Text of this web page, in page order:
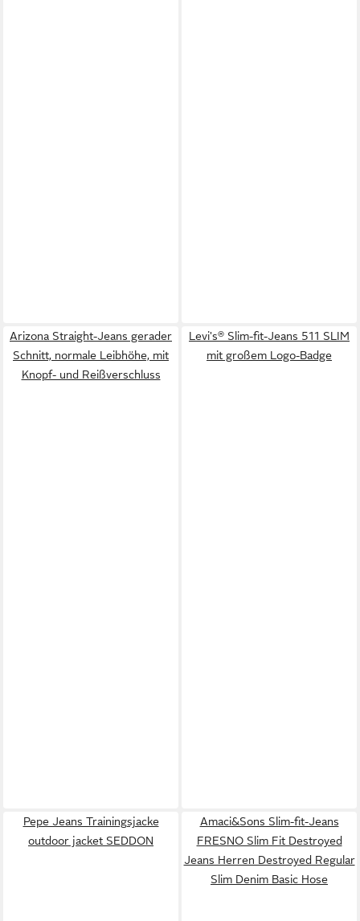
Arizona Straight-Jeans gerader
Schnitt, normale Leibhöhe, mit
Knopf- und Reißverschluss
Levi's® Slim-fit-Jeans 511 SLIM
mit großem Logo-Badge
Pepe Jeans Trainingsjacke
outdoor jacket SEDDON
Amaci&Sons Slim-fit-Jeans
FRESNO Slim Fit Destroyed
Jeans Herren Destroyed Regular
Slim Denim Basic Hose